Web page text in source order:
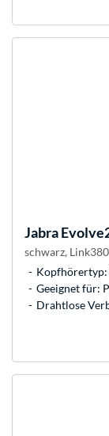
Jabra
schwarz,
Geeignet für:
Drahtlose